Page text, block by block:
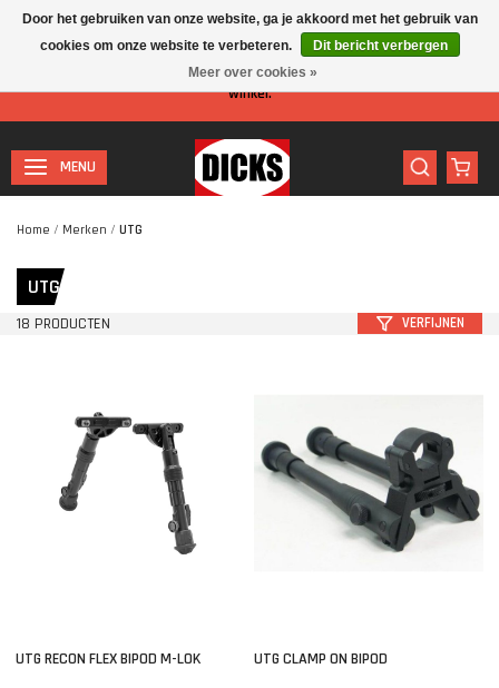
Let op: I.v.m. de zomervakantie is er minder personeel aanwezig in de
winkel.
MENU
Home / Merken / UTG
UTG
18 PRODUCTEN VERFIJNEN
UTG RECON FLEX BIPOD M-LOK UTG CLAMP ON BIPOD
Door het gebruiken van onze website, ga je akkoord met het gebruik van
cookies om onze website te verbeteren.
Dit bericht verbergen
Meer over cookies »